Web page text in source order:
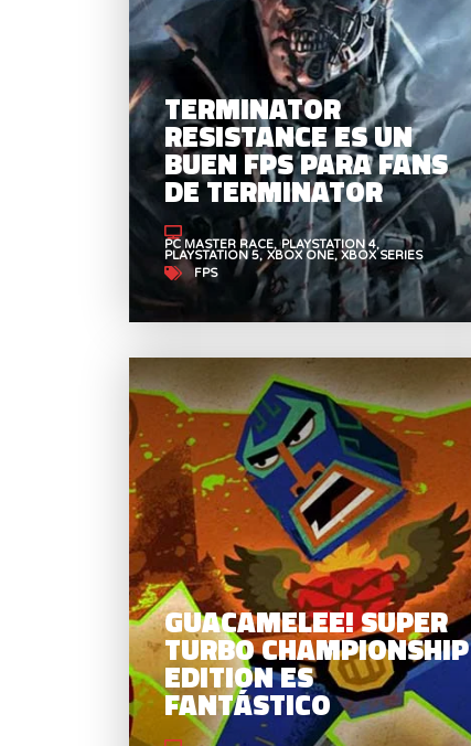
TERMINATOR
RESISTANCE ES UN
BUEN FPS PARA FANS
DE TERMINATOR
PC MASTER RACE PLAYSTATION 4
PLAYSTATION 5 XBOX ONE XBOX SERIES
FPS
GUACAMELEE! SUPER
TURBO CHAMPIONSHIP
EDITION ES
FANTÁSTICO